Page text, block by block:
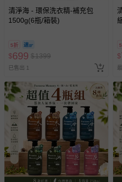
示字句等說明貼紙、封條
國際航空、客運、訂房等
相關的退換貨辦理流程，可詳
運送服務：目前提供的運送僅
區，可能會無法配送，或須依
亦保留出貨與否的權利。離
費用，可能會另需加收。
商品實際的配達日期，可於訂
已出貨通知之訊息為主。
如您收到商品，請依正常流
情形，您可申請更換新品或退
清淨海 - 環保洗衣精-補充包
1500g(6瓶/箱裝)
5折
$699 $1399
已售出 1
$